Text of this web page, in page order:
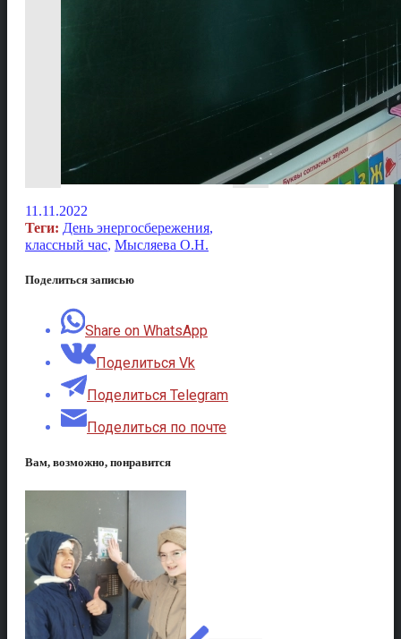
11.11.2022
Теги: День энергосбережения,
классный час, Мысляева О.Н.
Поделиться записью
Share on WhatsApp
Поделиться Vk
Поделиться Telegram
Поделиться по почте
Вам, возможно, понравится